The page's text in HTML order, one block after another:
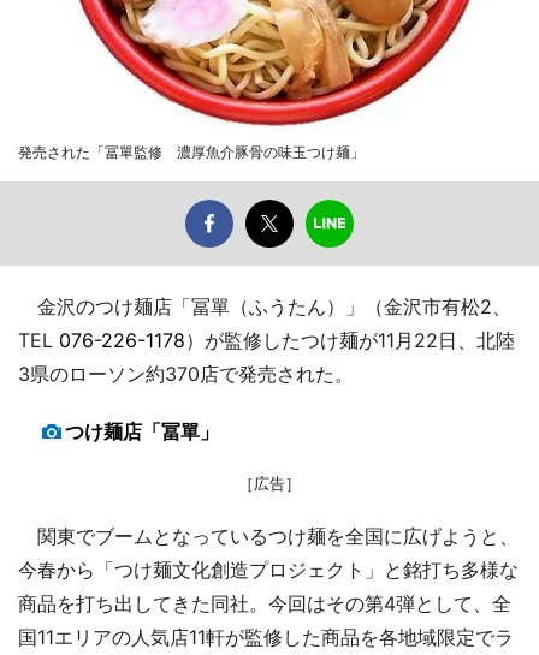
発売された「冨單監修 濃厚魚介豚骨の味玉つけ麺」
金沢のつけ麺店「冨單（ふうたん）」（金沢市有松2、
TEL 076-226-1178）が監修したつけ麺が11月22日、北陸
3県のローソン約370店で発売された。
つけ麺店「冨單」
［広告］
関東でブームとなっているつけ麺を全国に広げようと、
今春から「つけ麺文化創造プロジェクト」と銘打ち多様な
商品を打ち出してきた同社。今回はその第4弾として、全
国11エリアの人気店11軒が監修した商品を各地域限定でラ